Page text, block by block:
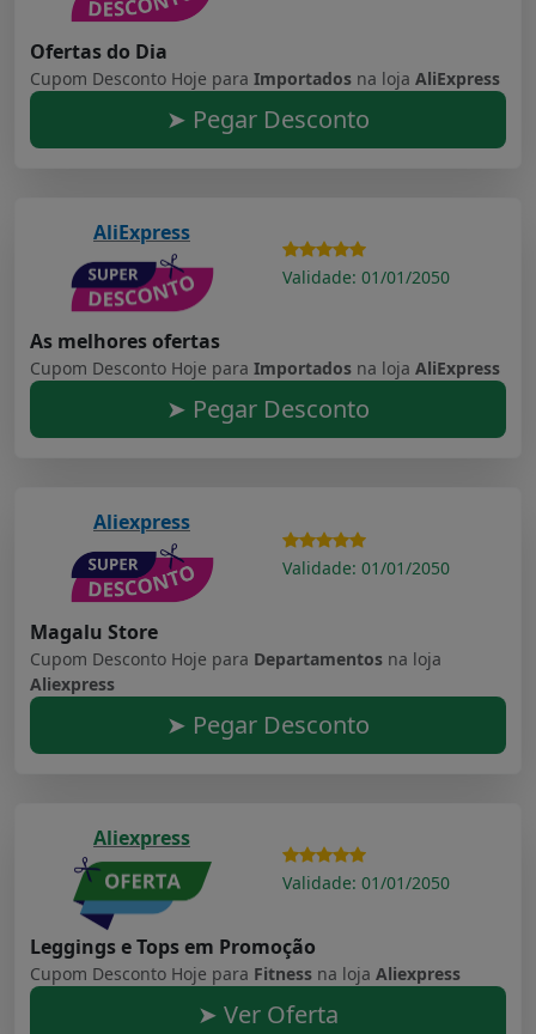
Ofertas do Dia
Cupom Desconto Hoje para Importados na loja AliExpress
➤ Pegar Desconto
AliExpress
Validade: 01/01/2050
As melhores ofertas
Cupom Desconto Hoje para Importados na loja AliExpress
➤ Pegar Desconto
Aliexpress
Validade: 01/01/2050
Magalu Store
Cupom Desconto Hoje para Departamentos na loja
Aliexpress
➤ Pegar Desconto
Aliexpress
Validade: 01/01/2050
Leggings e Tops em Promoção
Cupom Desconto Hoje para Fitness na loja Aliexpress
➤ Ver Oferta